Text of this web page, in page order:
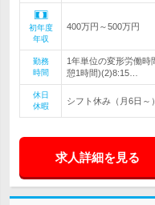
初年度
年収
400万円～500万円
勤務
時間
1年単位の変形労働時
憩1時間)(2)8:15…
休日
休暇
シフト休み（月6日～
求人詳細を見る